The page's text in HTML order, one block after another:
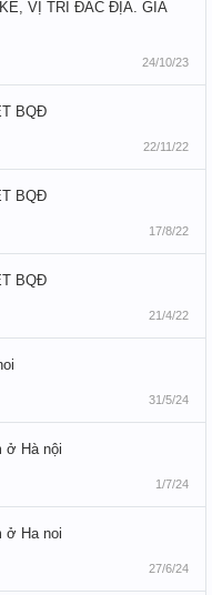
VỊ TRÍ ĐẮC ĐỊA. GIÁ
24/10/23
BQĐ
22/11/22
BQĐ
17/8/22
BQĐ
21/4/22
31/5/24
ở Hà nội
1/7/24
ở Ha noi
27/6/24